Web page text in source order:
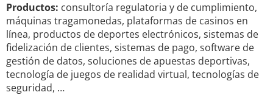
Productos: consultoría regulatoria y de cumplimiento,
máquinas tragamonedas, plataformas de casinos en
línea, productos de deportes electrónicos, sistemas de
fidelización de clientes, sistemas de pago, software de
gestión de datos, soluciones de apuestas deportivas,
tecnología de juegos de realidad virtual, tecnologías de
seguridad, …